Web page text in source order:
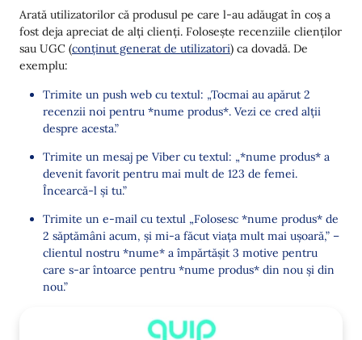
Arată utilizatorilor că produsul pe care l-au adăugat în coș a
fost deja apreciat de alți clienți. Folosește recenziile clienților
sau UGC (conținut generat de utilizatori) ca dovadă. De
exemplu:
Trimite un push web cu textul: „Tocmai au apărut 2
recenzii noi pentru *nume produs*. Vezi ce cred alții
despre acesta.”
Trimite un mesaj pe Viber cu textul: „*nume produs* a
devenit favorit pentru mai mult de 123 de femei.
Încearcă-l și tu.”
Trimite un e-mail cu textul „Folosesc *nume produs* de
2 săptămâni acum, și mi-a făcut viața mult mai ușoară,” –
clientul nostru *nume* a împărtășit 3 motive pentru
care s-ar întoarce pentru *nume produs* din nou și din
nou.”